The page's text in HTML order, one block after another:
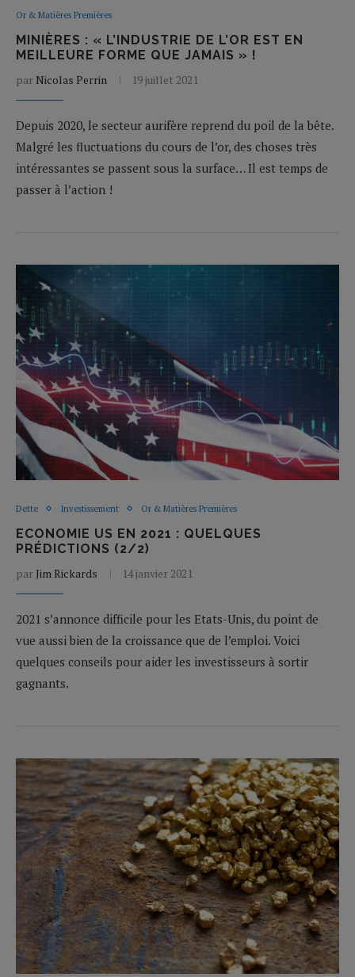
Or & Matières Premières
MINIÈRES : « L’INDUSTRIE DE L’OR EST EN
MEILLEURE FORME QUE JAMAIS » !
par Nicolas Perrin 19 juillet 2021
Depuis 2020, le secteur aurifère reprend du poil de la bête.
Malgré les fluctuations du cours de l’or, des choses très
intéressantes se passent sous la surface… Il est temps de
passer à l’action !
Dette Investissement Or & Matières Premières
ECONOMIE US EN 2021 : QUELQUES
PRÉDICTIONS (2/2)
par Jim Rickards 14 janvier 2021
2021 s’annonce difficile pour les Etats-Unis, du point de
vue aussi bien de la croissance que de l’emploi. Voici
quelques conseils pour aider les investisseurs à sortir
gagnants.